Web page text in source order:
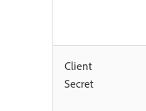
Client
Secret